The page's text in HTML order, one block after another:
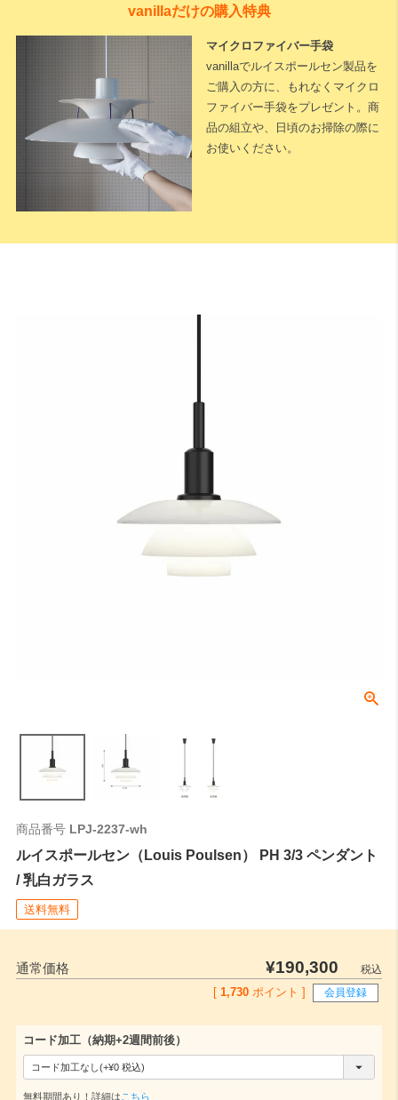
下記に測定した長さなどを入力いただくと全長が算出されます。
ングテーブルの場合は70〜74cmが主流です。
イスポールセンでは、テーブル上の照度や、視界に入る照明器具が美
しく見える位置等を考慮し、60〜70cmを推奨しております。
0
ご注文時はこちらの数値をご記入ください。
vanillaだけの購入特典
マイクロファイバー手袋
vanillaでルイスポールセン製品を
ご購入の方に、もれなくマイクロ
ファイバー手袋をプレゼント。商
品の組立や、日頃のお掃除の際に
お使いください。
商品番号 LPJ-2237-wh
ルイスポールセン（Louis Poulsen） PH 3/3 ペンダント
/ 乳白ガラス
送料無料
通常価格 ¥190,300
税込
1,730 ポイント ] 会員登録
コード加工（納期+2週間前後）
無料期間あり！詳細は こちら